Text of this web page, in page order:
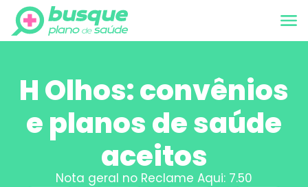
H Olhos: convênios
e planos de saúde
aceitos
Nota geral no Reclame Aqui: 7.50